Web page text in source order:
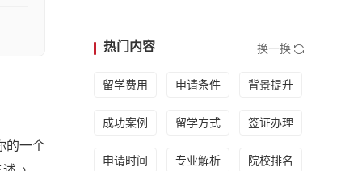
的一个
热门内容 换一换
留学费用 申请条件 背景提升
成功案例 留学方式 签证办理
申请时间 专业解析 院校排名